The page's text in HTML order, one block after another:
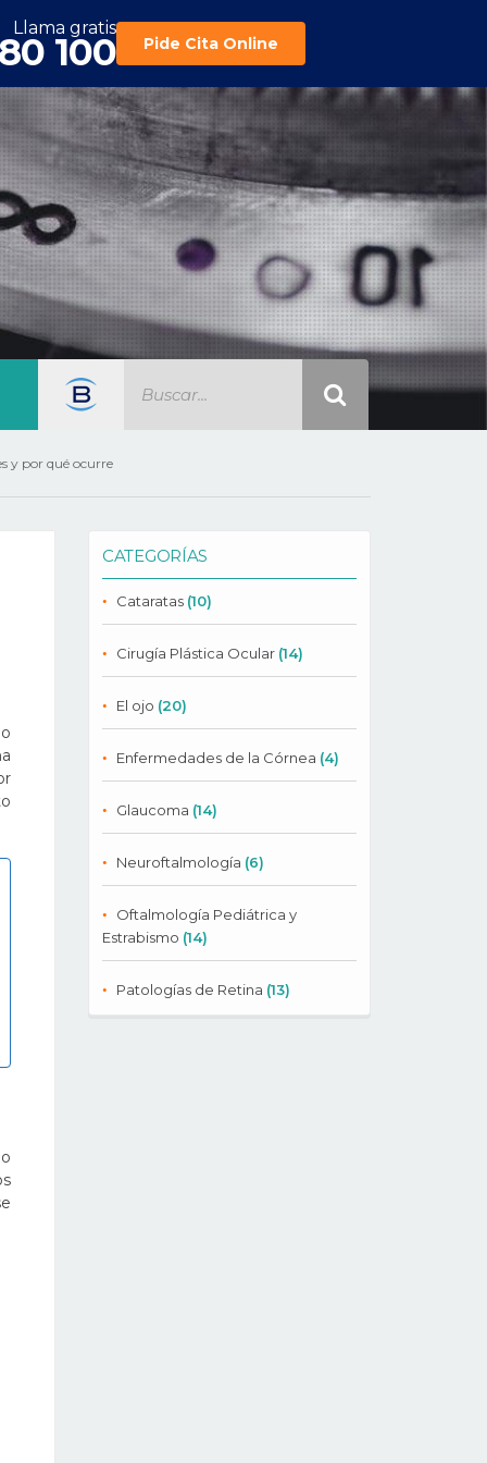
Llama gratis
100 Pide Cita Online
y por qué ocurre
CATEGORÍAS
Cataratas (10)
Cirugía Plástica Ocular (14)
El ojo (20)
Enfermedades de la Córnea (4)
Glaucoma (14)
Neuroftalmología (6)
Oftalmología Pediátrica y
Estrabismo (14)
Patologías de Retina (13)